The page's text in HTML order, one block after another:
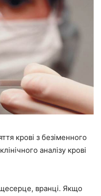
крові з безіменного
аналізу крові
вранці. Якщо